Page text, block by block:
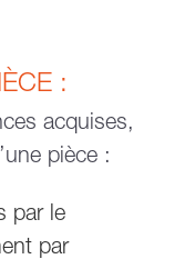
:
acquises,
pièce :
par le
par